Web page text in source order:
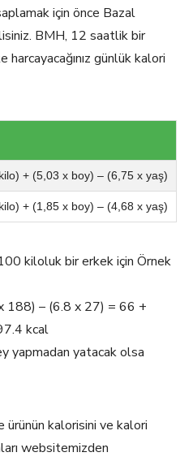
için önce Bazal
BMH, 12 saatlik bir
günlük kalori
+ (5,03 x boy) – (6,75 x yaş)
+ (1,85 x boy) – (4,68 x yaş)
kiloluk bir erkek için Örnek
188) – (6.8 x 27) = 66 +
kcal
yapmadan yatacak olsa
ürünün kalorisini ve kalori
websitemizden